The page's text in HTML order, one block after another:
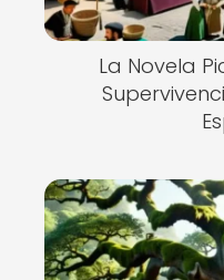
La Novela